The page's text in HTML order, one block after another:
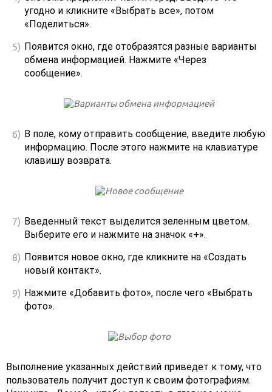
угодно и кликните «Выбрать все», потом
«Поделиться».
Появится окно, где отобразятся разные варианты
обмена информацией. Нажмите «Через
сообщение».
В поле, кому отправить сообщение, введите любую
информацию. После этого нажмите на клавиатуре
клавишу возврата.
Введенный текст выделится зеленным цветом.
Выберите его и нажмите на значок «+».
Появится новое окно, где кликните на «Создать
новый контакт».
Нажмите «Добавить фото», после чего «Выбрать
фото».
Выполнение указанных действий приведет к тому, что
пользователь получит доступ к своим фотографиям.